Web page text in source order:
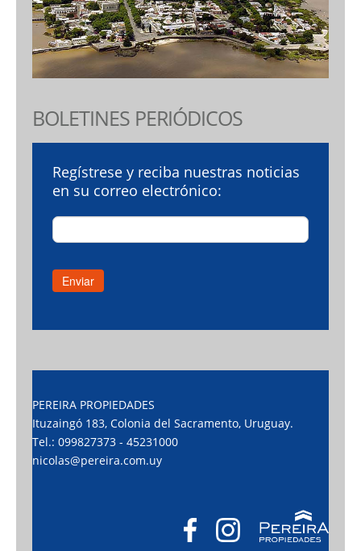
BOLETINES PERIÓDICOS
Regístrese y reciba nuestras noticias
en su correo electrónico:
PEREIRA PROPIEDADES
Ituzaingó 183, Colonia del Sacramento, Uruguay.
Tel.: 099827373 - 45231000
nicolas@pereira.com.uy